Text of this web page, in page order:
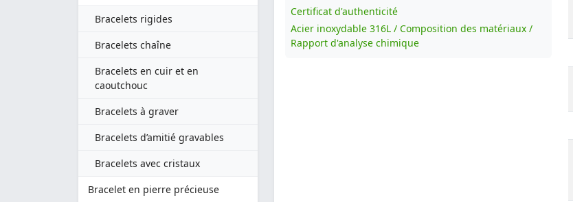
Bracelets rigides
Bracelets chaîne
Bracelets en cuir et en
caoutchouc
Bracelets à graver
Bracelets d’amitié gravables
Bracelets avec cristaux
Bracelet en pierre précieuse
Certificat d'authenticité
Acier inoxydable 316L / Composition des matériaux /
Rapport d'analyse chimique